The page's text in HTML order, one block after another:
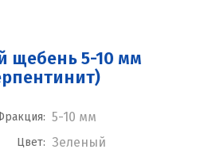
щебень 5-10 мм
5-10 мм
Цвет: Зеленый